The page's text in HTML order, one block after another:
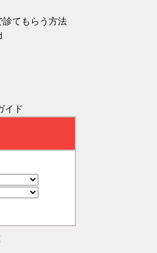
診てもらう方法
イド